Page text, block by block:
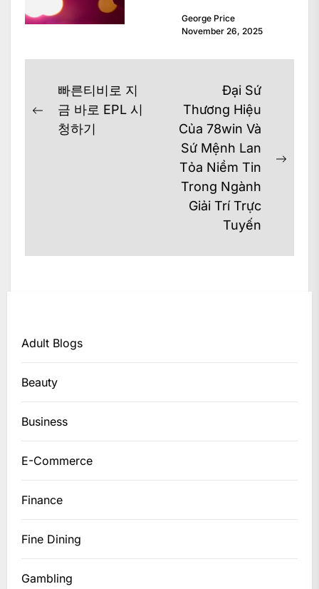
래방이 아닌, 강남의...
George Price
November 26, 2025
Post
navigation
Previous
post:
빠른티비로 지
금 바로 EPL 시
청하기
Đại Sứ
Thương Hiệu
Của 78win Và
Sứ Mệnh Lan
Tỏa Niềm Tin
Trong Ngành
Giải Trí Trực
Tuyến
Adult Blogs
Beauty
Business
E-Commerce
Finance
Fine Dining
Gambling